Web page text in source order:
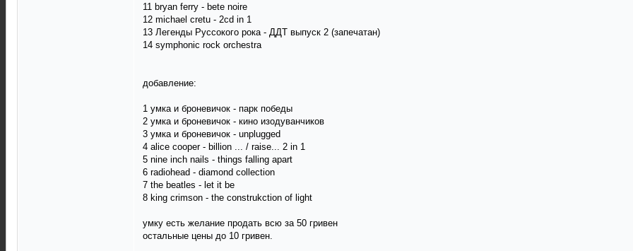
11 bryan ferry - bete noire
12 michael cretu - 2cd in 1
13 Легенды Руссокого рока - ДДТ выпуск 2 (запечатан)
14 symphonic rock orchestra
добавление:
1 умка и броневичок - парк победы
2 умка и броневичок - кино изодуванчиков
3 умка и броневичок - unplugged
4 alice cooper - billion ... / raise... 2 in 1
5 nine inch nails - things falling apart
6 radiohead - diamond collection
7 the beatles - let it be
8 king crimson - the construkction of light
умку есть желание продать всю за 50 гривен
остальные цены до 10 гривен.